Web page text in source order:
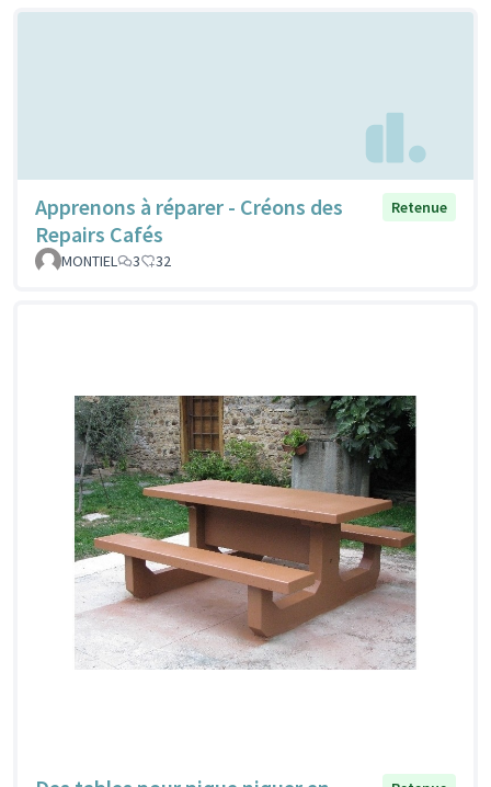
Apprenons à réparer - Créons des
Repairs Cafés
Retenue
MONTIEL 3 32